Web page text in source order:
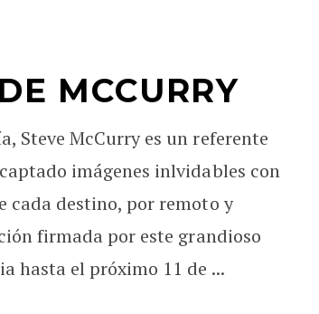
MCCURRY
Steve McCurry es un referente
imágenes inlvidables con
cada destino, por remoto y
firmada por este grandioso
hasta el próximo 11 de ...